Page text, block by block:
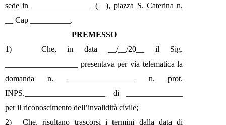
sede in _______________ (__), piazza S. Caterina n.
__ Cap __________.
PREMESSO
1)
Che, in data __/__/20__ il Sig.
__________________ presentava per via telematica la
domanda n. _________________ n. prot.
INPS.____________________ di ______________
per il riconoscimento dell’invalidità civile;
2)
Che, risultano trascorsi i termini dalla data di